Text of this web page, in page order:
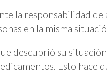
la responsabilidad de
en la misma
descubrió su
Esto hace